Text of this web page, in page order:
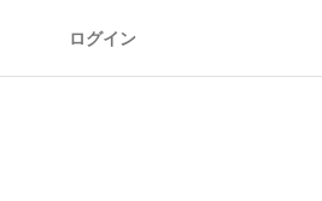
ログイン